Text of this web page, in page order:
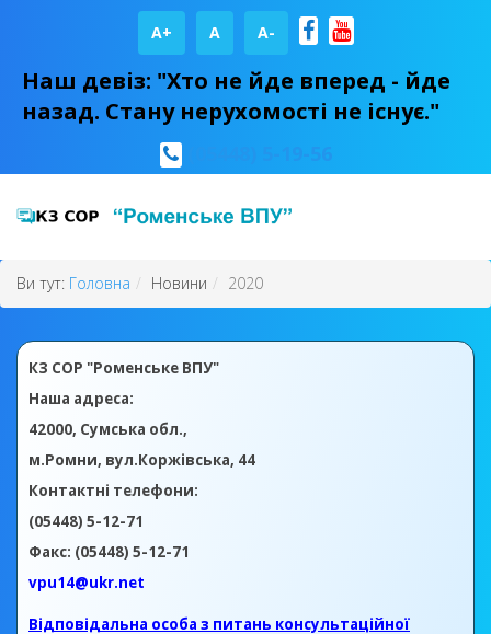
A+ А A-
Наш девіз: "Хто не йде вперед - йде
назад. Стану нерухомості не існує."
Ви тут: Головна Новини 2020
КЗ СОР "Роменське ВПУ"
Наша адреса:
42000, Сумська обл.,
м.Ромни, вул.Коржівська, 44
Контактні телефони:
(05448) 5-12-71
Факс: (05448) 5-12-71
vpu14@ukr.net
Відповідальна особа з питань консультаційної